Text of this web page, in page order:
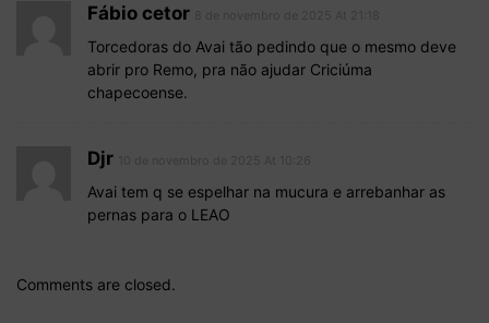
Fábio cetor
Torcedoras do Avai tão pedindo que o mesmo deve
abrir pro Remo, pra não ajudar Criciúma
chapecoense.
Djr
Avai tem q se espelhar na mucura e arrebanhar as
pernas para o LEAO
Comments are closed.